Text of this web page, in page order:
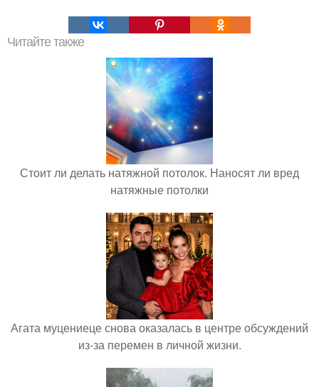
Читайте также
Стоит ли делать натяжной потолок. Наносят ли вред
натяжные потолки
Агата муцениеце снова оказалась в центре обсуждений
из-за перемен в личной жизни.